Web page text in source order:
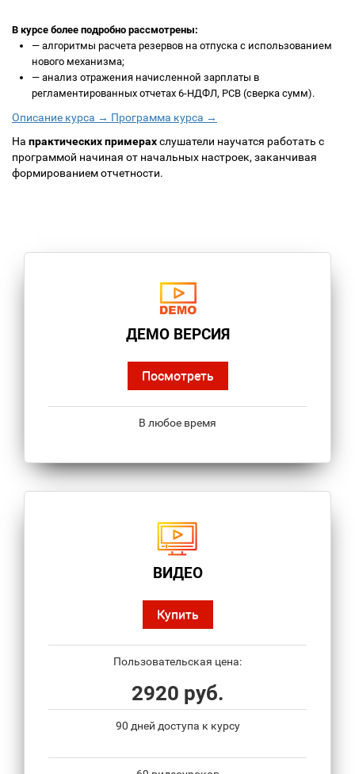
В курсе более подробно рассмотрены:
— алгоритмы расчета резервов на отпуска с использованием
нового механизма;
— анализ отражения начисленной зарплаты в
регламентированных отчетах 6-НДФЛ, РСВ (сверка сумм).
Описание курса → Программа курса →
На практических примерахслушатели научатся работать с
программой начиная от начальных настроек, заканчивая
формированием отчетности.
ДЕМО ВЕРСИЯ
Посмотреть
В любое время
ВИДЕО
Купить
Пользовательская цена:
2920 руб.
90 дней доступа к курсу